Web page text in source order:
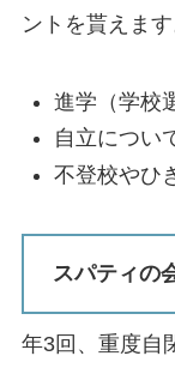
ントを貰えます
進学（学校
自立につい
不登校や
スパティの
年3回、重度自